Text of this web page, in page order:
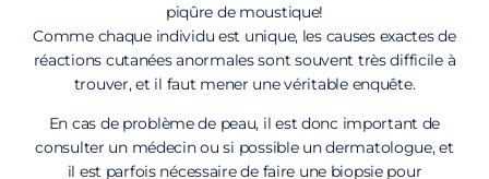
piqûre de moustique!
Comme chaque individu est unique, les causes exactes de
réactions cutanées anormales sont souvent très difficile à
trouver, et il faut mener une véritable enquête.
En cas de problème de peau, il est donc important de
consulter un médecin ou si possible un dermatologue, et
il est parfois nécessaire de faire une biopsie pour